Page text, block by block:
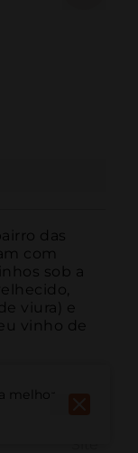
das
com
sob a
viura) e
vinho de
melhor